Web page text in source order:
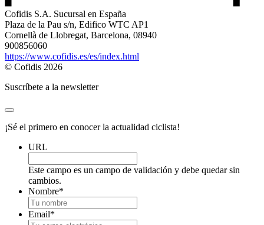
Cofidis S.A. Sucursal en España
Plaza de la Pau s/n, Edifico WTC AP1
Cornellà de Llobregat, Barcelona, 08940
900856060
https://www.cofidis.es/es/index.html
© Cofidis 2026
Suscríbete a la newsletter
¡Sé el primero en conocer la actualidad ciclista!
URL
Este campo es un campo de validación y debe quedar sin
cambios.
Nombre*
Email*